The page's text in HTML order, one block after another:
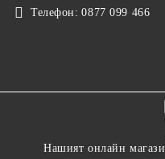
Телефон: 0877 099 466
Нашият онлайн